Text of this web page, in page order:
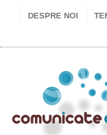
DESPRE NOI